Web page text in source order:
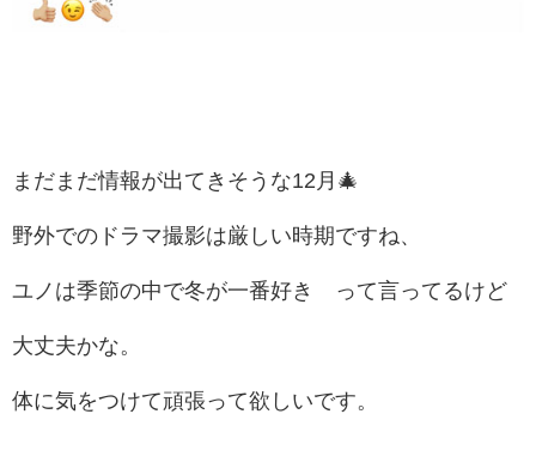
まだまだ情報が出てきそうな12月🎄
野外でのドラマ撮影は厳しい時期ですね、
ユノは季節の中で冬が一番好き って言ってるけど
大丈夫かな。
体に気をつけて頑張って欲しいです。